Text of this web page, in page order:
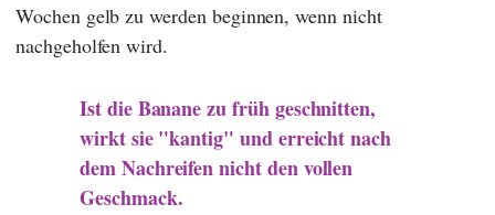
Wochen gelb zu werden beginnen, wenn nicht
nachgeholfen wird.
Ist die Banane zu früh geschnitten,
wirkt sie "kantig" und erreicht nach
dem Nachreifen nicht den vollen
Geschmack.